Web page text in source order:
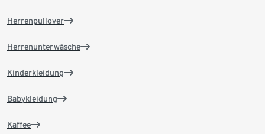
Herrenpullover
Herrenunterwäsche
Kinderkleidung
Babykleidung
Kaffee